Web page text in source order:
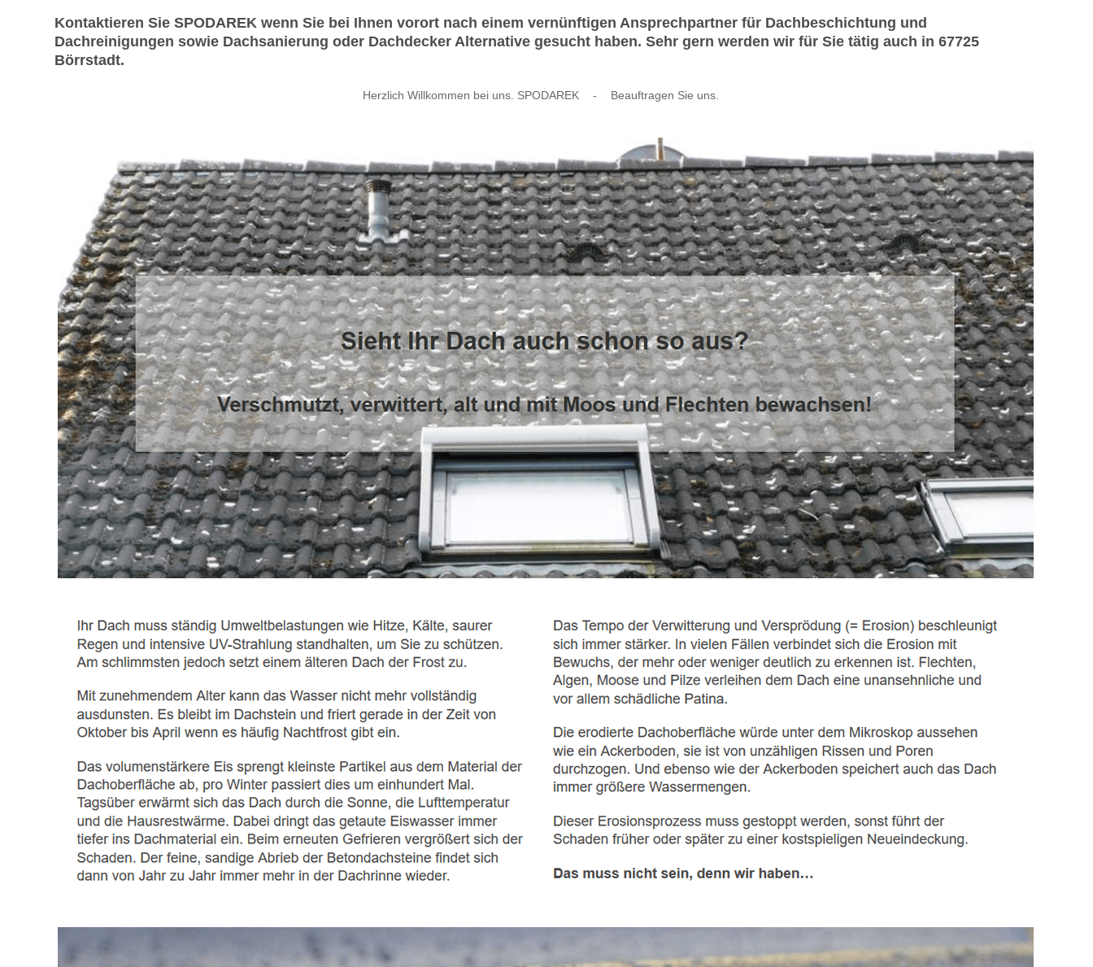
Kontaktieren Sie SPODAREK wenn Sie bei Ihnen vorort nach einem vernünftigen Ansprechpartner für Dachbeschichtung und
Dachreinigungen sowie Dachsanierung oder Dachdecker Alternative gesucht haben. Sehr gern werden wir für Sie tätig auch in 67725
Börrstadt.
Herzlich Willkommen bei uns. SPODAREK - Beauftragen Sie uns.